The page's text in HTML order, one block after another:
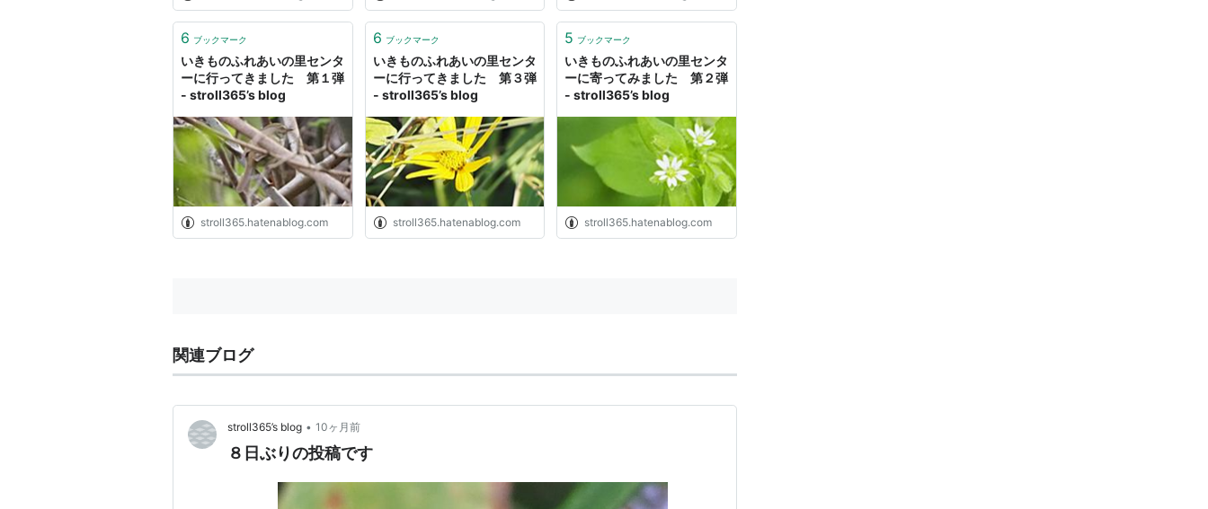
6 ブックマーク
いきものふれあいの里センタ
ーに行ってきました 第１弾
- stroll365’s blog
stroll365.hatenablog.com
6 ブックマーク
いきものふれあいの里センタ
ーに行ってきました 第３弾
- stroll365’s blog
stroll365.hatenablog.com
5 ブックマーク
いきものふれあいの里センタ
ーに寄ってみました 第２弾
- stroll365’s blog
stroll365.hatenablog.com
関連ブログ
stroll365’s blog • 10ヶ月前
８日ぶりの投稿です